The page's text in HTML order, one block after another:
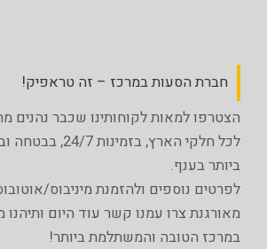
חברת הסעות במרכז – זה טראפיק!
הצטרפו למאות לקוחותינו שכבר נהנים
לכל חלקי הארץ,
ביותר בענף.
לפרטים נוספים ולהזמנת מיניבוס/
מאורגנת צרו עמנו קשר עוד היום
במרכז הטובה והמשתלמת ביותר!